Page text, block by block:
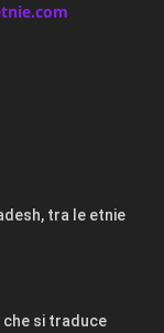
tra le etnie
si traduce